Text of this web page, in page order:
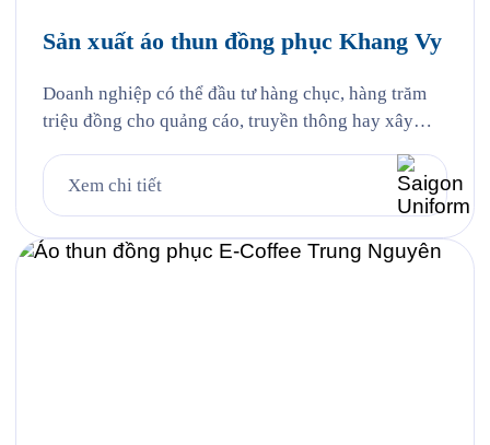
Sản xuất áo thun đồng phục Khang Vy
Doanh nghiệp có thể đầu tư hàng chục, hàng trăm
triệu đồng cho quảng cáo, truyền thông hay xây
khách hàng nhớ đến lại đến từ những chi tiết gần
gũi nhất, đó chính là hình ảnh đội ngũ nhân sự
Xem chi tiết